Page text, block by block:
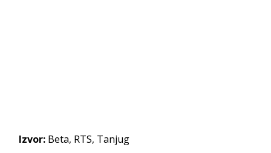
Izvor: Beta, RTS, Tanjug